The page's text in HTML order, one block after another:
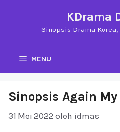
KDrama
Sinopsis Drama
MENU
Sinopsis Again My
31 Mei 2022 oleh idmas